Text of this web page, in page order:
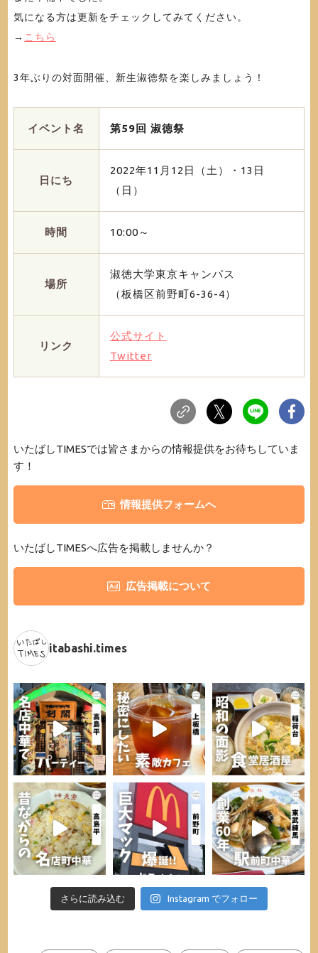
気になる方は更新をチェックしてみてください。
→ こちら
3年ぶりの対面開催、新生淑徳祭を楽しみましょう！
イベント名 第59回 淑徳祭
日にち
2022年11月12日（土）・13日
（日）
時間 10:00～
場所
淑徳大学東京キャンパス
（板橋区前野町6-36-4）
リンク
公式サイト
Twitter
いたばしTIMESでは皆さまからの情報提供をお待ちしていま
す！
情報提供フォームへ
いたばしTIMESへ広告を掲載しませんか？
広告掲載について
itabashi.times
さらに読み込む Instagram でフォロー